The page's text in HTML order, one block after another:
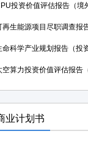
业计划书